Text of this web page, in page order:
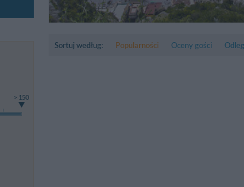
Sortuj według: Popularności Oceny gości
> 150